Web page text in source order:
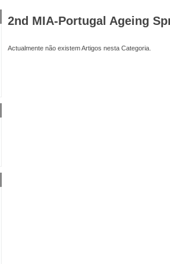
2nd MIA-Portugal Ageing
Actualmente não existem Artigos nesta Categoria.